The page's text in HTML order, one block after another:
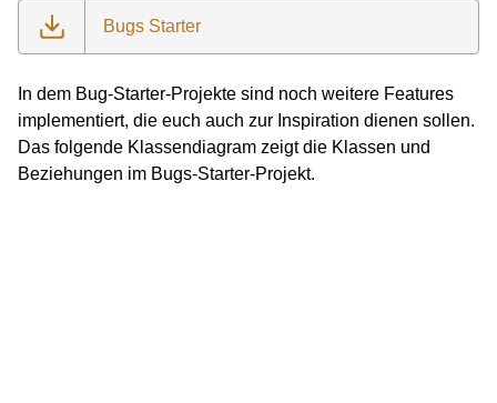
Bugs Starter
In dem Bug-Starter-Projekte sind noch weitere Features
implementiert, die euch auch zur Inspiration dienen sollen.
Das folgende Klassendiagram zeigt die Klassen und
Beziehungen im Bugs-Starter-Projekt.